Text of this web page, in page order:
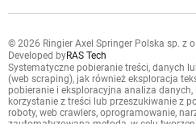
© 2026 Ringier Axel Springer Polska sp. z
Developed byRAS Tech
Systematyczne pobieranie treści, danych
(web scraping), jak również eksploracja
pobieranie i eksploracyjna analiza
korzystanie z treści lub przeszukiwanie z
roboty, web crawlers, oprogramowanie,